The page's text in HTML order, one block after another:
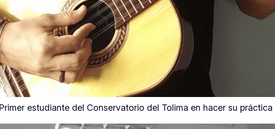
estudiante del Conservatorio del Tolima en hacer su